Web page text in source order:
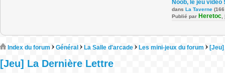
Noob, le jeu vidéo !
dans La Taverne
Publié par Heretoc
Index du forum Général La Salle d'arcade Les mini-jeux du forum
[Jeu] La Dernière Lettre